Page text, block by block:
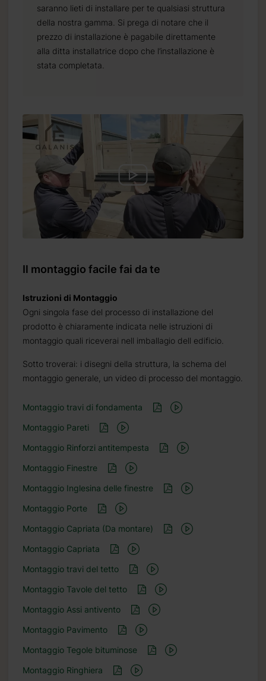
saranno lieti di installare per te qualsiasi struttura
della nostra gamma. Si prega di notare che il
prezzo di installazione è pagabile direttamente
alla ditta installatrice dopo che l’installazione è
stata completata.
Il montaggio facile fai da te
Istruzioni di Montaggio
Ogni singola fase del processo di installazione del
prodotto è chiaramente indicata nelle istruzioni di
montaggio quali riceverai nell imballagio dell edificio.
Sotto troverai: i disegni della struttura, la schema del
montaggio generale, un video di processo del montaggio.
Montaggio travi di fondamenta
Montaggio Pareti
Montaggio Rinforzi antitempesta
Montaggio Finestre
Montaggio Inglesina delle finestre
Montaggio Porte
Montaggio Capriata (Da montare)
Montaggio Capriata
Montaggio travi del tetto
Montaggio Tavole del tetto
Montaggio Assi antivento
Montaggio Pavimento
Montaggio Tegole bituminose
Montaggio Ringhiera